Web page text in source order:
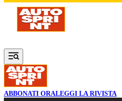
Vai al contenuto principale
ABBONATI ORALEGGI LA RIVISTA